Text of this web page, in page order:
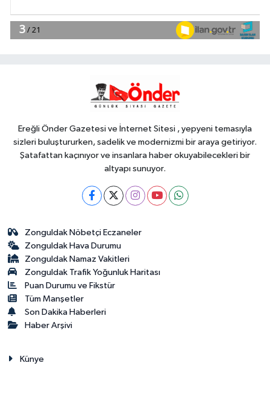
12:04
dönüşüm hamlesi resmen başladı...
başladı
Ereğli Önder Gazetesi ve İnternet Sitesi , yepyeni temasıyla
sizleri buluştururken, sadelik ve modernizmi bir araya getiriyor.
Şatafattan kaçınıyor ve insanlara haber okuyabilecekleri bir
altyapı sunuyor.
Zonguldak Nöbetçi Eczaneler
Zonguldak Hava Durumu
Zonguldak Namaz Vakitleri
Zonguldak Trafik Yoğunluk Haritası
Puan Durumu ve Fikstür
Tüm Manşetler
Son Dakika Haberleri
Haber Arşivi
Künye